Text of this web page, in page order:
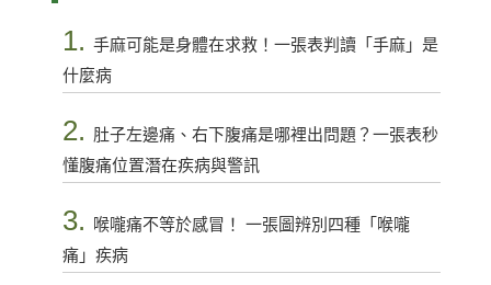
1. 手麻可能是身體在求救！一張表判讀「手麻」是
什麼病
2. 肚子左邊痛、右下腹痛是哪裡出問題？一張表秒
懂腹痛位置潛在疾病與警訊
3.
喉嚨痛不等於感冒！ 一張圖辨別四種「喉嚨
痛」疾病